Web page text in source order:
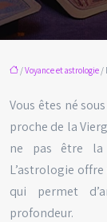
/Voyance et astrologie /
Vous êtes né
proche de la
ne pas être la
L’astrologie
qui permet
profondeur.